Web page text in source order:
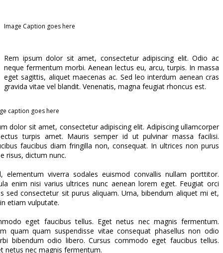
Image Caption goes here
Rem ipsum dolor sit amet, consectetur adipiscing elit. Odio ac
neque fermentum morbi. Aenean lectus eu, arcu, turpis. In massa
eget sagittis, aliquet maecenas ac. Sed leo interdum aenean cras
gravida vitae vel blandit. Venenatis, magna feugiat rhoncus est.
caption goes here
dolor sit amet, consectetur adipiscing elit. Adipiscing ullamcorper
turpis amet. Mauris semper id ut pulvinar massa facilisi.
faucibus diam fringilla non, consequat. In ultrices non purus
risus, dictum nunc.
elementum viverra sodales euismod convallis nullam porttitor.
enim nisi varius ultrices nunc aenean lorem eget. Feugiat orci
sed consectetur sit purus aliquam. Urna, bibendum aliquet mi et,
etiam vulputate.
eget faucibus tellus. Eget netus nec magnis fermentum.
quam quam suspendisse vitae consequat phasellus non odio
bibendum odio libero. Cursus commodo eget faucibus tellus.
netus nec magnis fermentum.